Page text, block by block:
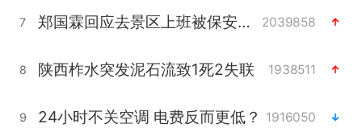
7 郑国霖回应去景区上班被保安拦下 2039858
8 陕西柞水突发泥石流致1死2失联 1938511
9 24小时不关空调 电费反而更低？ 1916050